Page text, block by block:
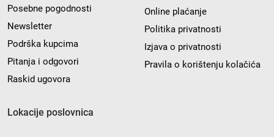
Posebne pogodnosti
Newsletter
Podrška kupcima
Pitanja i odgovori
Raskid ugovora
Online plaćanje
Politika privatnosti
Izjava o privatnosti
Pravila o korištenju kolačića
Lokacije poslovnica